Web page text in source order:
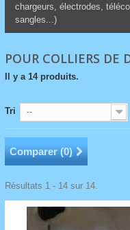
chargeurs, électrodes,
sangles...)
POUR COLLIERS DE
Il y a 14 produits.
Tri --
Comparer (0)
Résultats 1 - 14 sur 14.